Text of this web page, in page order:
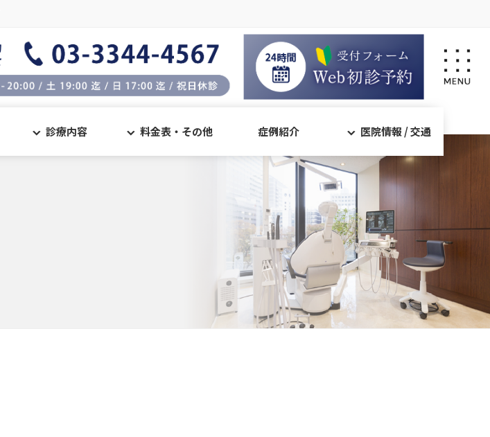
診療内容 料金表・その他 症例紹介 医院情報 / 交通